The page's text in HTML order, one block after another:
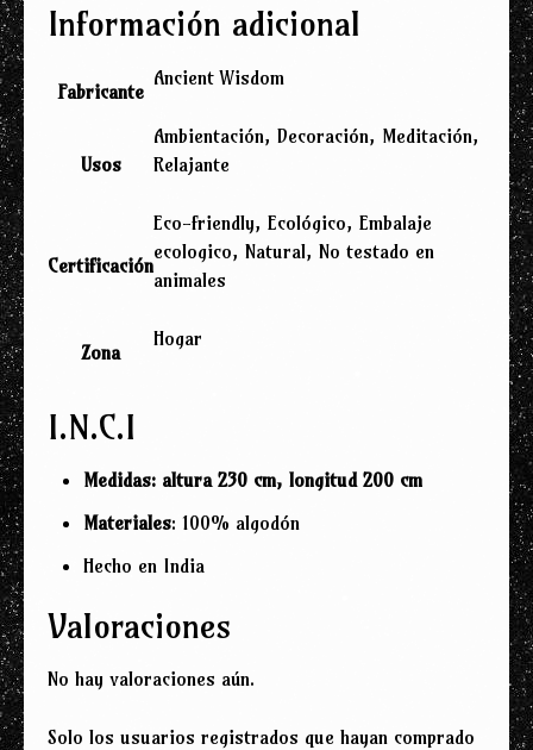
Información adicional
Fabricante
Ancient Wisdom
Usos
Ambientación, Decoración, Meditación,
Relajante
Certificación
Eco-friendly, Ecológico, Embalaje
ecologico, Natural, No testado en
animales
Zona
Hogar
I.N.C.I
Medidas: altura 230 cm, longitud 200 cm
Materiales: 100% algodón
Hecho en India
Valoraciones
No hay valoraciones aún.
Solo los usuarios registrados que hayan comprado